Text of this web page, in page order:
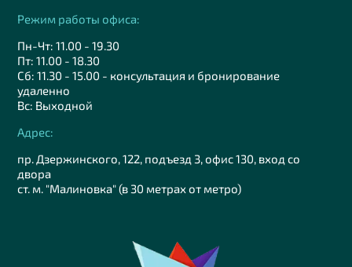
Режим работы офиса:
Пн-Чт: 11.00 - 19.30
Пт: 11.00 - 18.30
Сб: 11.30 - 15.00 - консультация и бронирование
удаленно
Вс: Выходной
Адрес:
пр. Дзержинского, 122, подъезд 3, офис 130, вход со
двора
ст. м. "Малиновка" (в 30 метрах от метро)